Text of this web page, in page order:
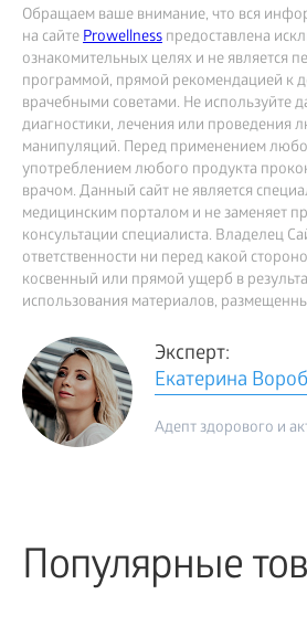
Обращаем ваше внимание, что вся
на сайтеProwellness предоставлена
ознакомительных целях и не является
программой, прямой рекомендацией к
врачебными советами. Не используйте
диагностики, лечения или проведения
манипуляций. Перед применением
употреблением любого продукта
врачом. Данный сайт не является
медицинским порталом и не заменяет
консультации специалиста. Владелец
ответственности ни перед какой
косвенный или прямой ущерб в
использования материалов,
Эксперт:
Екатерина
Адепт здорового и
Популярные